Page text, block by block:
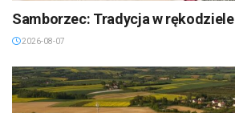
Samborzec: Tradycja w rękodziele
2026-08-07